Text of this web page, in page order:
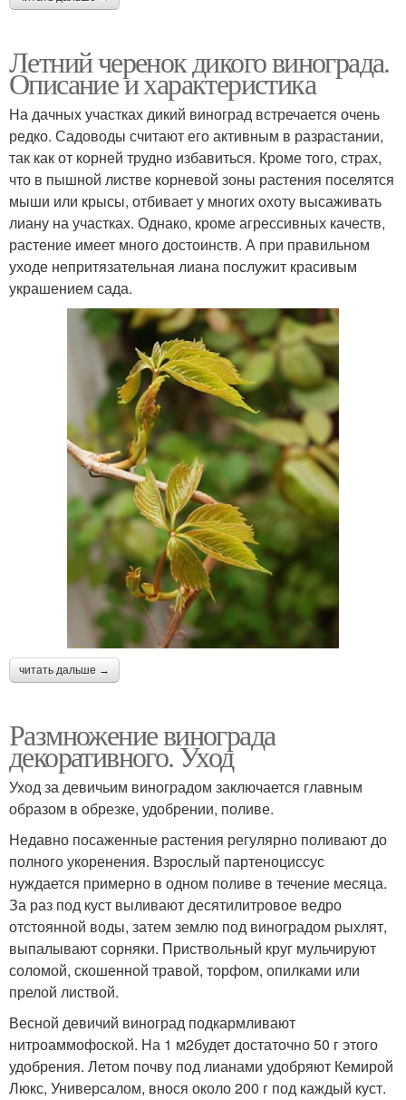
Летний черенок дикого винограда.
Описание и характеристика
На дачных участках дикий виноград встречается очень
редко. Садоводы считают его активным в разрастании,
так как от корней трудно избавиться. Кроме того, страх,
что в пышной листве корневой зоны растения поселятся
мыши или крысы, отбивает у многих охоту высаживать
лиану на участках. Однако, кроме агрессивных качеств,
растение имеет много достоинств. А при правильном
уходе непритязательная лиана послужит красивым
украшением сада.
читать дальше →
Размножение винограда
декоративного. Уход
Уход за девичьим виноградом заключается главным
образом в обрезке, удобрении, поливе.
Недавно посаженные растения регулярно поливают до
полного укоренения. Взрослый партеноциссус
нуждается примерно в одном поливе в течение месяца.
За раз под куст выливают десятилитровое ведро
отстоянной воды, затем землю под виноградом рыхлят,
выпалывают сорняки. Приствольный круг мульчируют
соломой, скошенной травой, торфом, опилками или
прелой листвой.
Весной девичий виноград подкармливают
нитроаммофоской. На 1 м2будет достаточно 50 г этого
удобрения. Летом почву под лианами удобряют Кемирой
Люкс, Универсалом, внося около 200 г под каждый куст.